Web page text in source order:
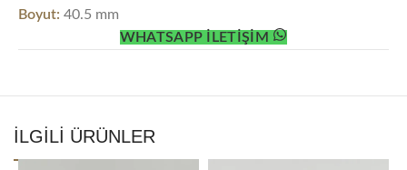
Boyut: 40.5 mm
WHATSAPP İLETİŞİM
İLGİLİ ÜRÜNLER